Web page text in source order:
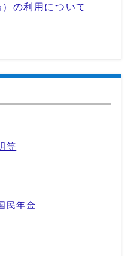
の利用について
等
民年金